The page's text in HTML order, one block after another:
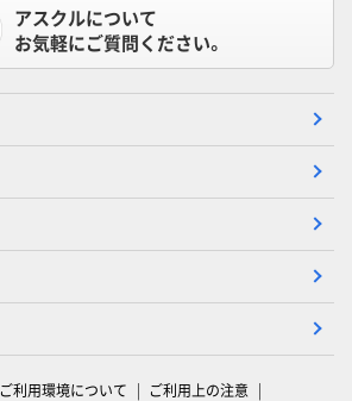
アスクルについて
お気軽にご質問ください。
ご利用環境について ご利用上の注意